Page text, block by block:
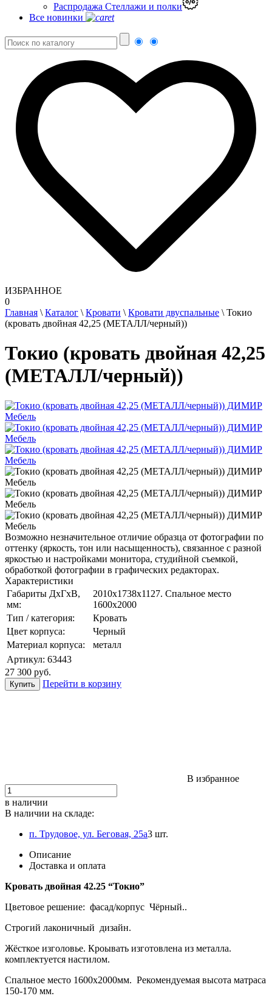
Распродажа Стеллажи и полки
Все новинки
ИЗБРАННОЕ
0
Главная \ Каталог \ Кровати \ Кровати двуспальные \ Токио
(кровать двойная 42,25 (МЕТАЛЛ/черный))
Токио (кровать двойная 42,25
(МЕТАЛЛ/черный))
Возможно незначительное отличие образца от фотографии по
оттенку (яркость, тон или насыщенность), связанное с разной
яркостью и настройками монитора, студийной съемкой,
обработкой фотографии в графических редакторах.
Характеристики
Габариты ДхГхВ,
мм:
2010x1738x1127. Спальное место
1600х2000
Тип / категория:
Кровать
Цвет корпуса:
Черный
Материал корпуса:
металл
Артикул: 63443
27 300 руб.
Перейти в корзину
В избранное
в наличии
В наличии на складе:
п. Трудовое, ул. Беговая, 25а3 шт.
Описание
Доставка и оплата
Кровать двойная 42.25 “Токио”
Цветовое решение: фасад/корпус Чёрный..
Строгий лаконичный дизайн.
Жёсткое изголовье. Кроывать изготовлена из металла.
комплектуется настилом.
Спальное место 1600х2000мм. Рекомендуемая высота матраса
150-170 мм.